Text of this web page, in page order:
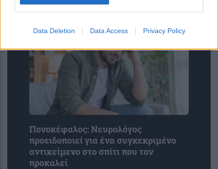
Data Deletion Data Access Privacy Policy
Πονοκέφαλος: Νευρολόγος
προειδοποιεί για ένα συγκεκριμένο
αντικείμενο στο σπίτι που τον
προκαλεί